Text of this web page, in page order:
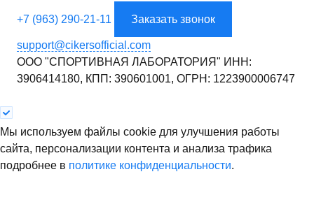
+7 (963) 290-21-11 Заказать звонок
support@cikersofficial.com
ООО "СПОРТИВНАЯ ЛАБОРАТОРИЯ" ИНН:
3906414180, КПП: 390601001, ОГРН: 1223900006747
Мы используем файлы cookie для улучшения работы
сайта, персонализации контента и анализа трафика
подробнее в политике конфиденциальности.